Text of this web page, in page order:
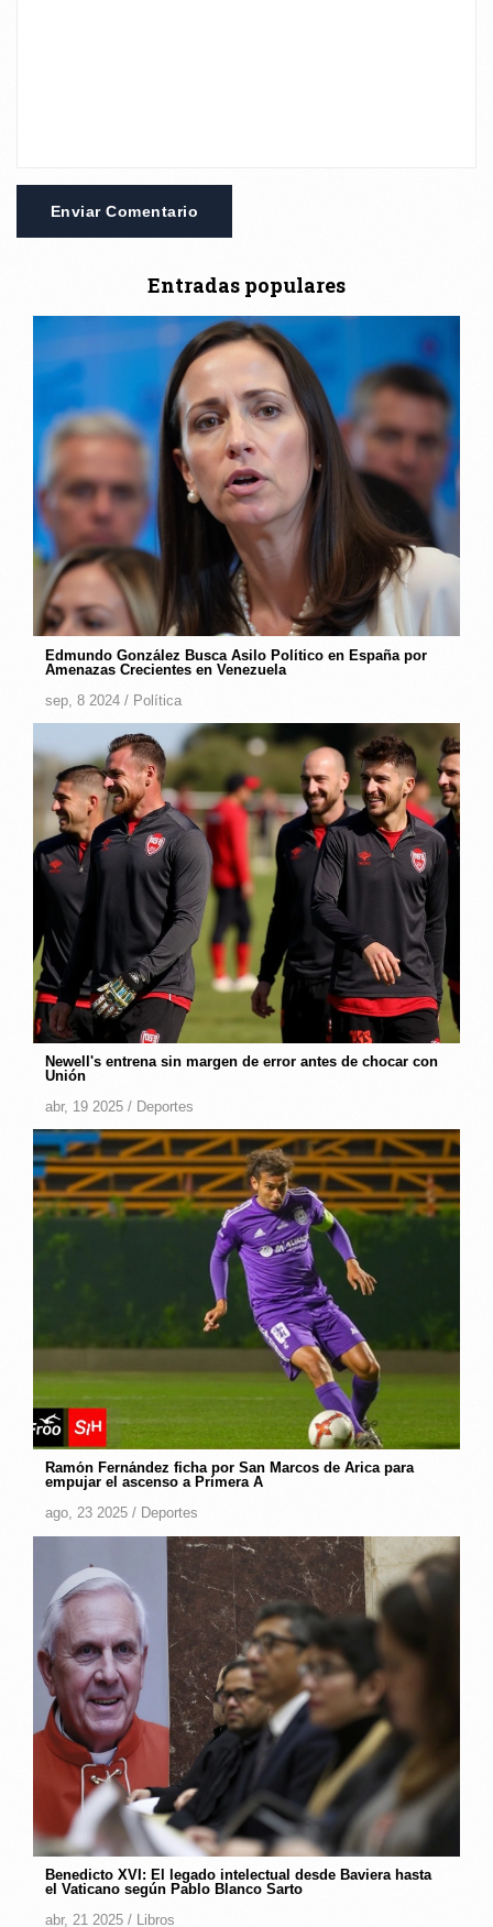
Enviar Comentario
Entradas populares
Edmundo González Busca Asilo Político en España por
Amenazas Crecientes en Venezuela
sep, 8 2024 / Política
Newell's entrena sin margen de error antes de chocar con
Unión
abr, 19 2025 / Deportes
Ramón Fernández ficha por San Marcos de Arica para
empujar el ascenso a Primera A
ago, 23 2025 / Deportes
Benedicto XVI: El legado intelectual desde Baviera hasta
el Vaticano según Pablo Blanco Sarto
abr, 21 2025 /
Libros